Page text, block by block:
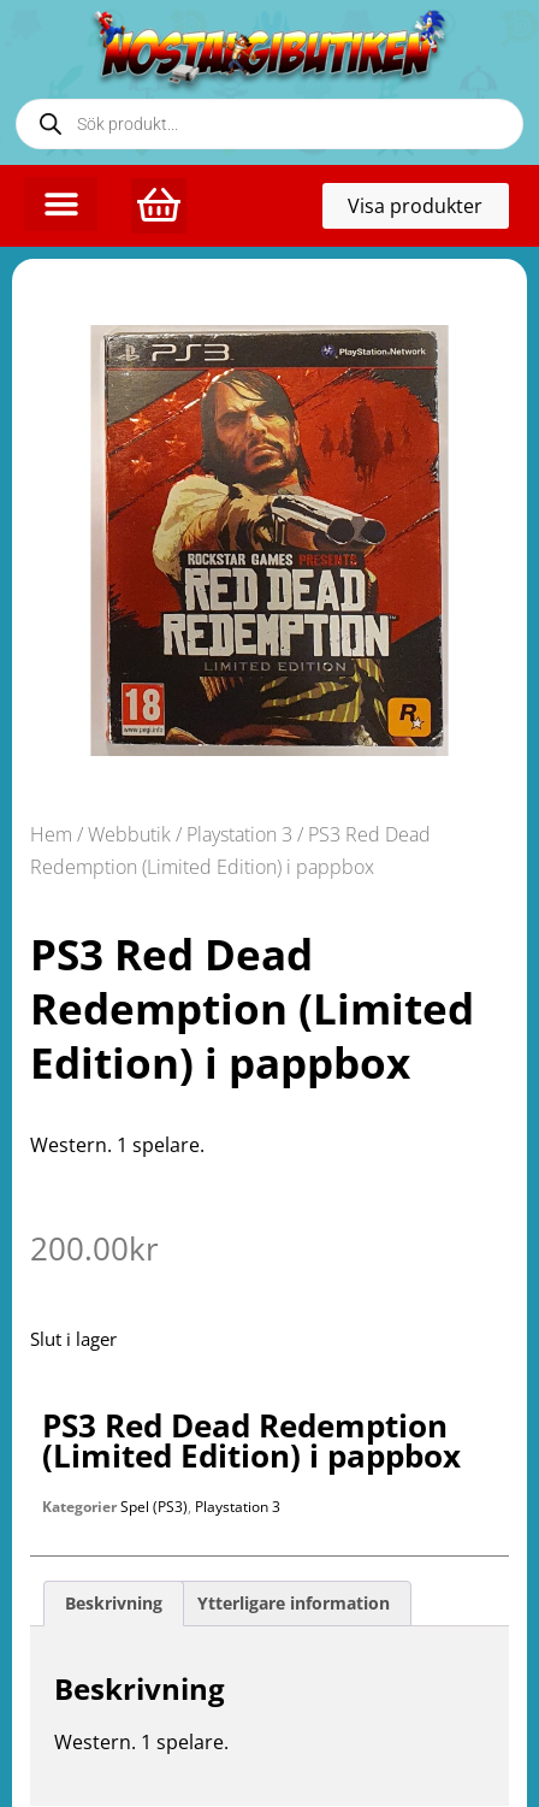
Visa produkter
Hem /Webbutik/ Playstation 3 / PS3 Red Dead
Redemption (Limited Edition) i pappbox
PS3 Red Dead
Redemption (Limited
Edition) i pappbox
Western. 1 spelare.
200.00kr
Slut i lager
PS3 Red Dead Redemption
(Limited Edition) i pappbox
KategorierSpel (PS3), Playstation 3
Beskrivning Ytterligare information
Beskrivning
Western. 1 spelare.